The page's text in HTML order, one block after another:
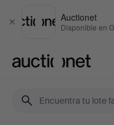
Cerrar
Auctionet
Disponible en